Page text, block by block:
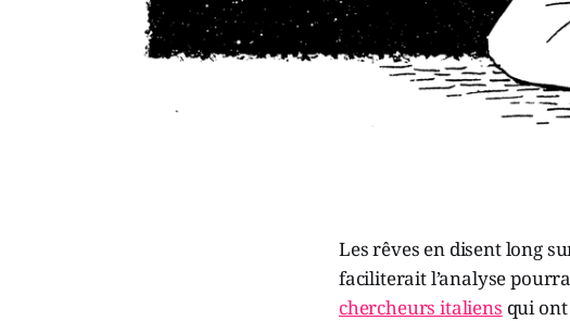
Les rêves en disent long
faciliterait l’analyse
chercheurs italiens qui ont